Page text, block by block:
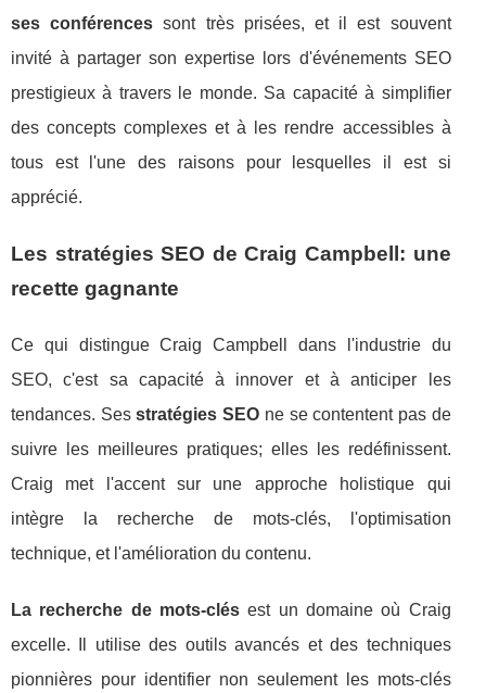
ses conférences sont très prisées, et il est souvent
invité à partager son expertise lors d'événements SEO
prestigieux à travers le monde. Sa capacité à simplifier
des concepts complexes et à les rendre accessibles à
tous est l'une des raisons pour lesquelles il est si
apprécié.
Les stratégies SEO de Craig Campbell: une
recette gagnante
Ce qui distingue Craig Campbell dans l'industrie du
SEO, c'est sa capacité à innover et à anticiper les
tendances. Sesstratégies SEO ne se contentent pas de
suivre les meilleures pratiques; elles les redéfinissent.
Craig met l'accent sur une approche holistique qui
intègre la recherche de mots-clés, l'optimisation
technique, et l'amélioration du contenu.
La recherche de mots-clésest un domaine où Craig
excelle. Il utilise des outils avancés et des techniques
pionnières pour identifier non seulement les mots-clés